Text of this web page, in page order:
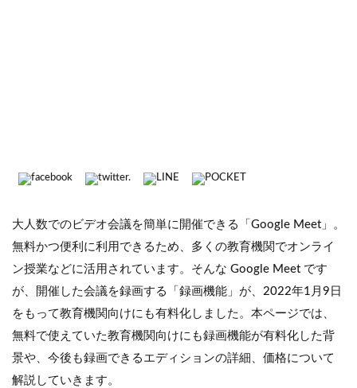
大人数でのビデオ会議を簡単に開催できる「Google Meet」。
無料かつ便利に利用できるため、多くの教育機関でオンライ
ン授業などに活用されています。そんな Google Meet です
が、開催した会議を録画する「録画機能」が、2022年1月9日
をもって教育機関向けにも有料化しました。本ページでは、
無料で使えていた教育機関向けにも録画機能が有料化した背
景や、今後も録画できるエディションの詳細、価格について
解説していきます。
GIGAスクール タブレット導入
ICT活用事例 Chromebook ICT活用推進事業
GIGAスクール構想 プログラミング 代理店
Google グループ アドオン ワークフロー
料金プラン 機能 管理コンソール
保存容量 共有ドライブ G Suite for Education
Google Workspace for Education